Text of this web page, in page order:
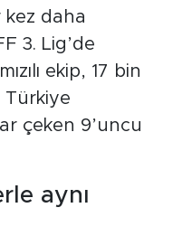
kez daha
3. Lig’de
ekip, 17 bin
Türkiye
çeken 9’uncu
aynı